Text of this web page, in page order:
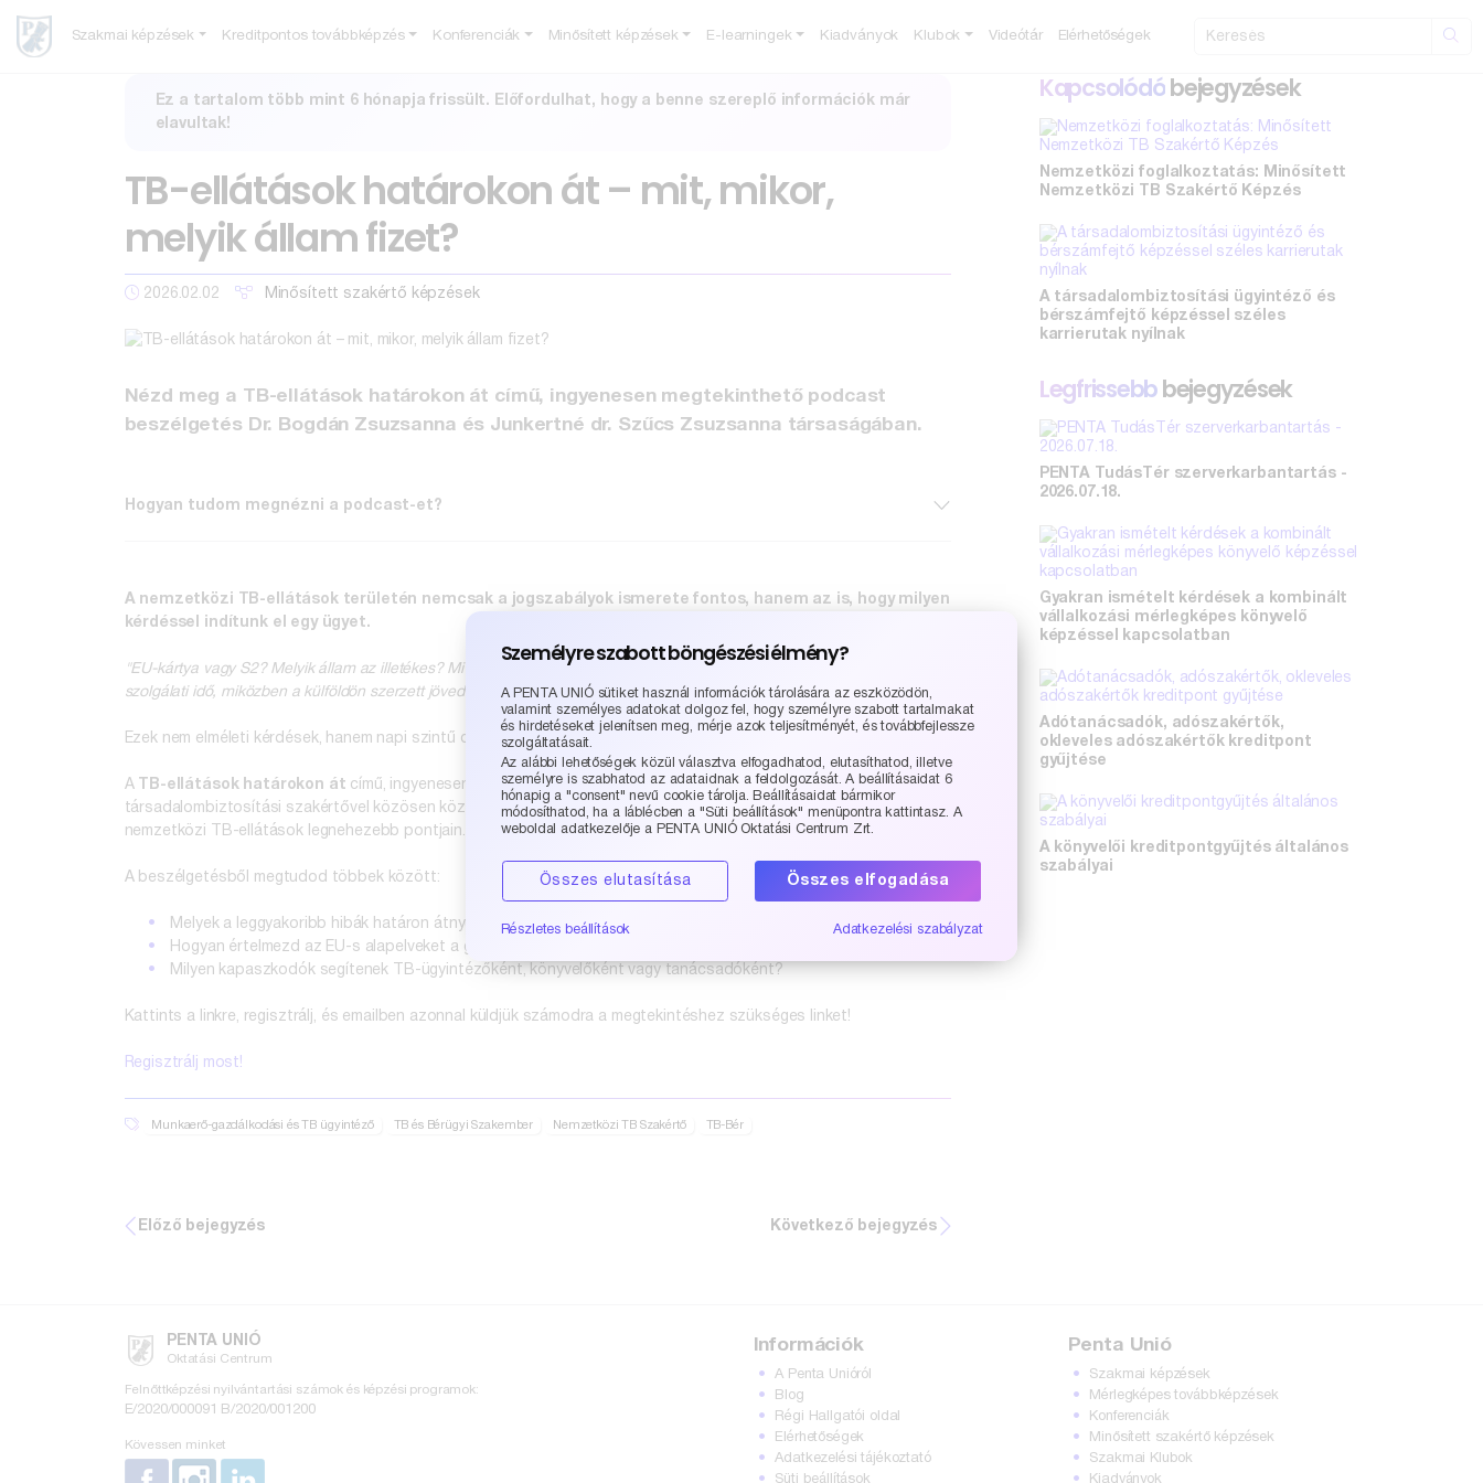
Szakmai képzések Kreditpontos továbbképzés Konferenciák Minősített képzések E-learningek Kiadványok Klubok Videótár Elérhetőségek
Ez a tartalom több mint 6 hónapja frissült. Előfordulhat, hogy a benne szereplő információk már
elavultak!
TB-ellátások határokon át – mit, mikor,
melyik állam fizet?
2026.02.02 Minősített szakértő képzések
Nézd meg a TB-ellátások határokon át című, ingyenesen megtekinthető podcast
beszélgetés Dr. Bogdán Zsuzsanna és Junkertné dr. Szűcs Zsuzsanna társaságában.
Hogyan tudom megnézni a podcast-et?
A nemzetközi TB-ellátások területén nemcsak a jogszabályok ismerete fontos, hanem az is, hogy milyen
kérdéssel indítunk el egy ügyet.
"EU-kártya vagy S2? Melyik állam az illetékes? Mi számít bele a jogosultságba, és mi nem? Miért számít a külföldi
szolgálati idő, miközben a külföldön szerzett jövedelem nem?"
Ezek nem elméleti kérdések, hanem napi szintű dilemmák a gyakorlatban.
A TB-ellátások határokon át című, ingyenesen megtekinthető podcast beszélgetésben Dr. Bogdán Zsuzsanna,
társadalombiztosítási szakértővel közösen közérthetően, mégis szakmailag pontosan vezetünk végig a
nemzetközi TB-ellátások legnehezebb pontjain.
A beszélgetésből megtudod többek között:
Melyek a leggyakoribb hibák határon átnyúló ügyeknél?
Hogyan értelmezd az EU-s alapelveket a gyakorlatban?
Milyen kapaszkodók segítenek TB-ügyintézőként, könyvelőként vagy tanácsadóként?
Kattints a linkre, regisztrálj, és emailben azonnal küldjük számodra a megtekintéshez szükséges linket!
Regisztrálj most!
Munkaerő-gazdálkodási és TB ügyintéző TB és Bérügyi Szakember Nemzetközi TB Szakértő TB-Bér
Előző bejegyzés Következő bejegyzés
Kapcsolódóbejegyzések
Nemzetközi foglalkoztatás: Minősített
Nemzetközi TB Szakértő Képzés
A társadalombiztosítási ügyintéző és
bérszámfejtő képzéssel széles
karrierutak nyílnak
Legfrissebbbejegyzések
PENTA TudásTér szerverkarbantartás -
2026.07.18.
Gyakran ismételt kérdések a kombinált
vállalkozási mérlegképes könyvelő
képzéssel kapcsolatban
Adótanácsadók, adószakértők,
okleveles adószakértők kreditpont
gyűjtése
A könyvelői kreditpontgyűjtés általános
szabályai
PENTA UNIÓ
Oktatási Centrum
Felnőttképzési nyilvántartási számok és képzési programok:
E/2020/000091 B/2020/001200
Kövessen minket
Információk
A Penta Unióról
Blog
Régi Hallgatói oldal
Elérhetőségek
Adatkezelési tájékoztató
Süti beállítások
Penta Unió
Szakmai képzések
Mérlegképes továbbképzések
Konferenciák
Minősített szakértő képzések
Szakmai Klubok
Kiadványok
Személyre szabott böngészési élmény?
A PENTA UNIÓ sütiket használ információk tárolására az eszközödön,
valamint személyes adatokat dolgoz fel, hogy személyre szabott tartalmakat
és hirdetéseket jelenítsen meg, mérje azok teljesítményét, és továbbfejlessze
szolgáltatásait.
Az alábbi lehetőségek közül választva elfogadhatod, elutasíthatod, illetve
személyre is szabhatod az adataidnak a feldolgozását. A beállításaidat 6
hónapig a "consent" nevű cookie tárolja. Beállításaidat bármikor
módosíthatod, ha a láblécben a "Süti beállítások" menüpontra kattintasz. A
weboldal adatkezelője a PENTA UNIÓ Oktatási Centrum Zrt.
Összes elutasítása Összes elfogadása
Részletes beállítások Adatkezelési szabályzat